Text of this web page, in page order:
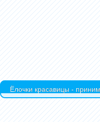
Ёлочки красавицы -